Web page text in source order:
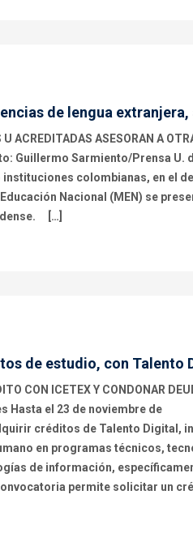
de lengua
U ACREDITADAS ASESORAN A
Guillermo Sarmiento/Prensa U.
colombianas, en el
Nacional (MEN) se
[…]
de estudio, con Talento
CON ICETEX Y CONDONAR
Hasta el 23 de noviembre de
créditos de Talento Digital,
en programas técnicos,
de información,
permite solicitar un